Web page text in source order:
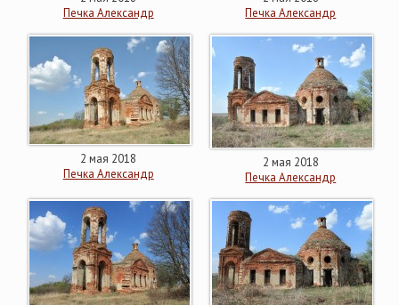
Печка Александр
Печка Александр
2 мая 2018
Печка Александр
2 мая 2018
Печка Александр